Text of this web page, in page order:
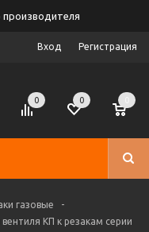
Вход Регистрация
0 0
газовые
-
вентиля КП к резакам серии